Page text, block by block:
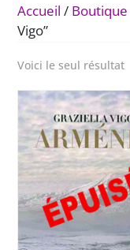
Accueil / Boutique
Vigo”
Voici le seul résultat